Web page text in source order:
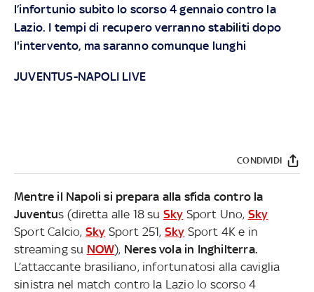
l’infortunio subito lo scorso 4 gennaio contro la
Lazio. I tempi di recupero verranno stabiliti dopo
l'intervento, ma saranno comunque lunghi
JUVENTUS-NAPOLI LIVE
CONDIVIDI
Mentre il Napoli si prepara alla sfida contro la
Juventus (diretta alle 18 su Sky Sport Uno, Sky
Sport Calcio, Sky Sport 251, Sky Sport 4K e in
streaming su NOW), Neres vola in Inghilterra.
L’attaccante brasiliano, infortunatosi alla caviglia
sinistra nel match contro la Lazio lo scorso 4